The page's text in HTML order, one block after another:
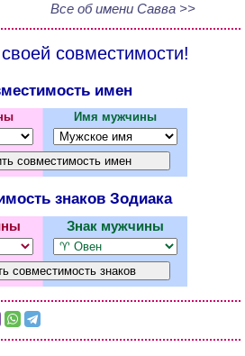
Все об имени Савва >>
совместимости!
имен
Имя мужчины
знаков Зодиака
Знак мужчины